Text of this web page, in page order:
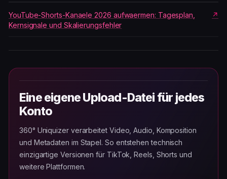
YouTube-Shorts-Kanaele 2026 aufwaermen: Tagesplan,
Kernsignale und Skalierungsfehler
Eine eigene Upload-Datei für jedes
Konto
360° Uniquizer verarbeitet Video, Audio, Komposition
und Metadaten im Stapel. So entstehen technisch
einzigartige Versionen für TikTok, Reels, Shorts und
weitere Plattformen.